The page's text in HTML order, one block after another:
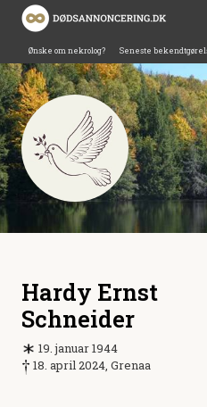
Ønske om nekrolog? Seneste
Hardy Ernst
Schneider
19. januar 1944
18. april 2024, Grenaa